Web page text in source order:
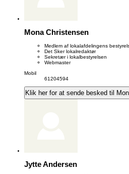
Mona Christensen
Medlem af lokalafdelingens
Det Sker lokalredaktør
Sekretær i lokalbestyrelsen
Webmaster
Mobil
61204594
Klik her for at sende besked til
Jytte Andersen